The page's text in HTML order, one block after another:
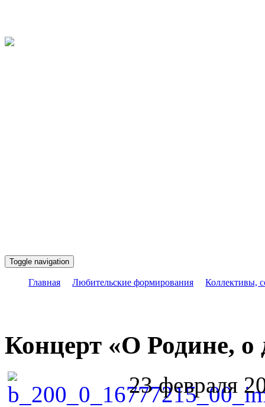
Toggle navigation
Главная Любительские формирования Коллективы,
Концерт «О Родине, о
23 февраля